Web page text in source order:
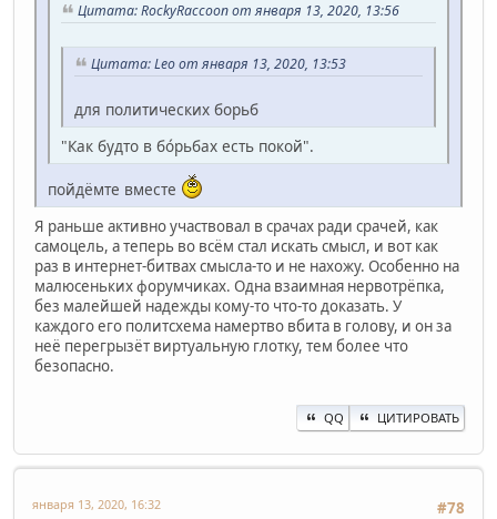
Цитата: RockyRaccoon от января 13, 2020, 13:56
Цитата: Leo от января 13, 2020, 13:53
для политических борьб
"Как будто в бо́рьбах есть покой".
пойдёмте вместе
Я раньше активно участвовал в срачах ради срачей, как
самоцель, а теперь во всём стал искать смысл, и вот как
раз в интернет-битвах смысла-то и не нахожу. Особенно на
малюсеньких форумчиках. Одна взаимная нервотрёпка,
без малейшей надежды кому-то что-то доказать. У
каждого его политсхема намертво вбита в голову, и он за
неё перегрызёт виртуальную глотку, тем более что
безопасно.
QQ ЦИТИРОВАТЬ
#78
января 13, 2020, 16:32